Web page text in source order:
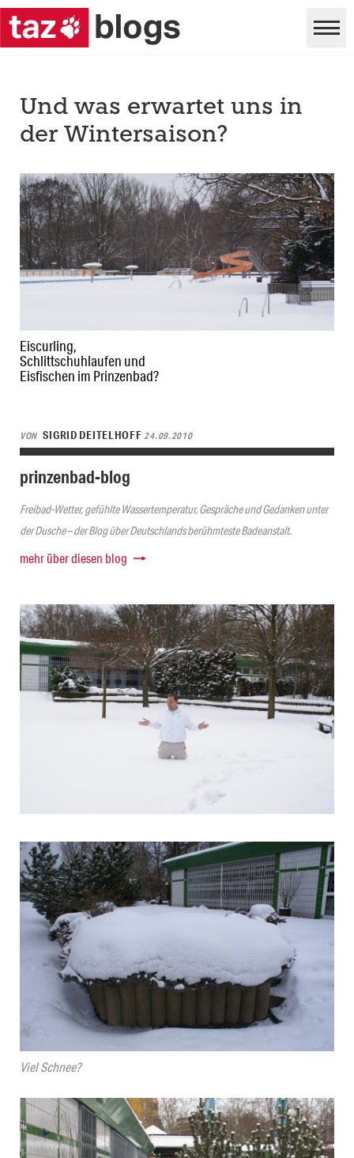
Eiscurling,
Schlittschuhlaufen und
Eisfischen im Prinzenbad?
Und was erwartet uns in
der Wintersaison?
VON SIGRID DEITELHOFF24.09.2010
prinzenbad-blog
Freibad-Wetter, gefühlte Wassertemperatur, Gespräche und Gedanken unter
der Dusche – der Blog über Deutschlands berühmteste Badeanstalt.
mehr über diesen blog
Viel Schnee?